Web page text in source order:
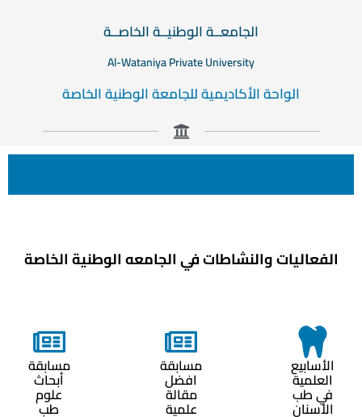
الجامعــة الوطنيــة الخاصــة
Al-Wataniya Private University
الواحة الأكاديمية للجامعة الوطنية الخاصة
الفعاليات والنشاطات في الجامعه الوطنية الخاصة
الأسابيع
العلمية
في طب
الأسنان
مسابقة
افضل
مقالة
علمية
مسابقة
أبحاث
علوم
طب